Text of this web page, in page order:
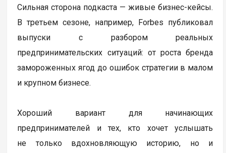
Сильная сторона подкаста — живые бизнес-кейсы.
В третьем сезоне, например, Forbes публиковал
выпуски с разбором реальных
предпринимательских ситуаций: от роста бренда
замороженных ягод до ошибок стратегии в малом
и крупном бизнесе.
Хороший вариант для начинающих
предпринимателей и тех, кто хочет услышать
не только вдохновляющую историю, но и